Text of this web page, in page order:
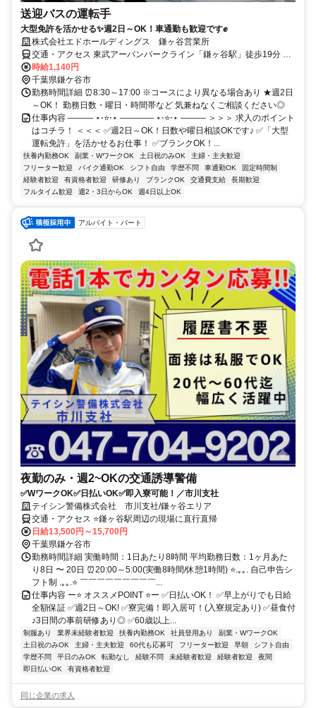
送迎バスの運転手
大型免許を活かせる✨週2日～OK！車通勤も歓迎です✊
株式会社エドホールディングス 鎌ヶ谷営業所
交通・アクセス 東武アーバンパークライン「鎌ヶ谷駅」徒歩19分 ★
車通勤OK
時給1,140円
千葉県鎌ケ谷市
勤務時間詳細 ⏰8:30～17:00 ※コースにより異なる場合あり ★週2日
～OK！ 勤務日数・曜日・時間帯など 気兼ねなくご相談ください◎
仕事内容 ――― ⋆⋅⭐⋅⋆ ―――― ⋆⋅⭐⋅⋆ ――― ＞＞＞ 求人のポイント
はコチラ！ ＜＜＜ ✅週2日～OK！日数や曜日相談OKです♪ ✅「大型
運転免許」を活かせるお仕事！ ✅ブランクOK！...
扶養内勤務OK 副業・WワークOK 土日祝のみOK
主婦・主夫歓迎
フリーター歓迎
バイク通勤OK シフト自由 学歴不問 車通勤OK
固定時間制
経験者歓迎
有資格者歓迎 研修あり ブランクOK 交通費支給
長期歓迎
フルタイム歓迎
週2・3日からOK 週4日以上OK
アルバイト・パート
夜勤のみ・週2~OKの交通誘導警備
✅WワークOK✅日払いOK✅即入寮可能！／市川支社
テイシン警備株式会社 市川支社/鎌ヶ谷エリア
交通・アクセス ⭐鎌ヶ谷駅周辺の現場に直行直帰
日給13,500円～15,700円
千葉県鎌ケ谷市
勤務時間詳細 実働時間：1日あたり8時間 平均勤務日数：1ヶ月あた
り8日 〜 20日 ⏰20:00～5:00(実働8時間/休憩1時間) ⭐.｡｡. 自己申告シ
フト制 .｡｡.⭐ ￣￣￣￣￣￣￣￣￣...
仕事内容 ー⭐ オススメPOINT ⭐ー ✅日払いOK！ ✅早上がりでも日給
全額保証 ✅週2日～OK! ✅寮完備！即入居可！(入寮規定あり) ✅昼食付
♪3日間の事前研修あり◎ ✅60歳以上...
制服あり 業界未経験者歓迎 扶養内勤務OK 社員登用あり
副業・WワークOK
土日祝のみOK
主婦・主夫歓迎 60代も応募可 フリーター歓迎 早朝
シフト自由
学歴不問
平日のみOK 転勤なし 経験不問 未経験者歓迎 経験者歓迎
夜間
即日払いOK
有資格者歓迎
同じ企業の求人